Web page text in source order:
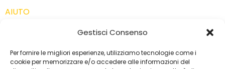
Gestisci Consenso
Per fornire le migliori esperienze, utilizziamo tecnologie come i
cookie per memorizzare e/o accedere alle informazioni del
AIUTO